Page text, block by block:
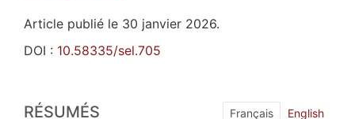
Article publié le 30 janvier 2026.
DOI : 10.58335/sel.705
Plan
RÉSUMÉS Français English